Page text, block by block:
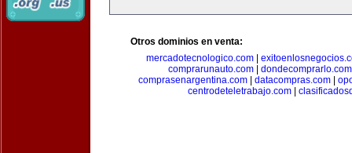
Otros dominios en venta:
mercadotecnologico.com
comprarunauto.com| dondecomprarlo.com
comprasenargentina.com| datacompras.com|
centrodeteletrabajo.com|